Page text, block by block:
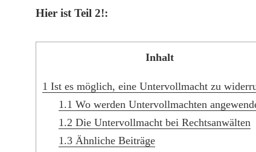
Hier ist Teil 2!:
Inhalt
1 Ist es möglich, eine Untervollmacht zu
1.1 Wo werden Untervollmachten
1.2 Die Untervollmacht bei Rechtsanwälten
1.3 Ähnliche Beiträge